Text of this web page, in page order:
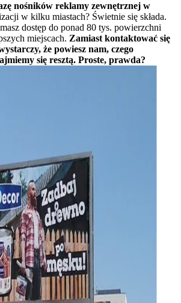
nośników reklamy zewnętrznej w
w kilku miastach? Świetnie się składa.
dostęp do ponad 80 tys. powierzchni
miejscach. Zamiast kontaktować się
że powiesz nam, czego
się resztą. Proste, prawda?